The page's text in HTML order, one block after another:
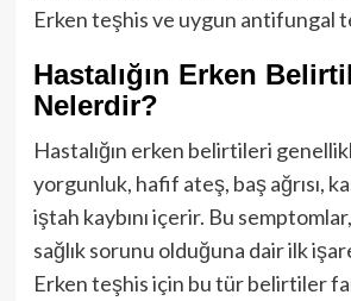
Erken teşhis ve uygun antifungal
Hastalığın Erken
Nelerdir?
Hastalığın erken belirtileri
yorgunluk, hafif ateş, baş ağrısı,
iştah kaybını içerir. Bu
sağlık sorunu olduğuna dair ilk
Erken teşhis için bu tür belirtiler